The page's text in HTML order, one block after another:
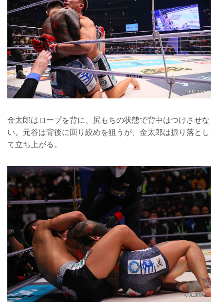
金太郎はロープを背に、尻もちの状態で背中はつけさせな
い。元谷は背後に回り絞めを狙うが、金太郎は振り落とし
て立ち上がる。